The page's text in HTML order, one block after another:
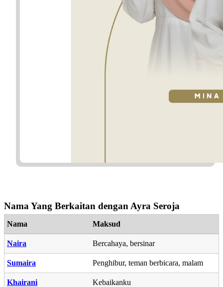
Nama Yang Berkaitan dengan Ayra Seroja
Nama Maksud
Naira Bercahaya, bersinar
Sumaira Penghibur, teman berbicara, malam
Khairani Kebaikanku